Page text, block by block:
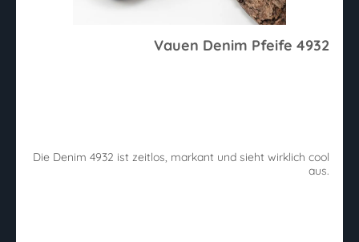
Vauen Denim Pfeife 4932
Die Denim 4932 ist zeitlos, markant und sieht wirklich cool
aus.